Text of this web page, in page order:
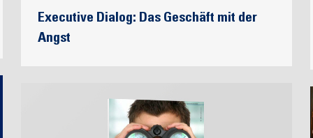
Executive Dialog: Das Geschäft mit der
Angst